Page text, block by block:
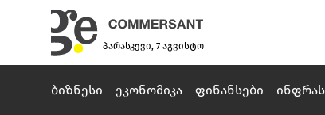
პარასკევი, 7 აგვისტო
ბიზნესი ეკონომიკა ფინანსები